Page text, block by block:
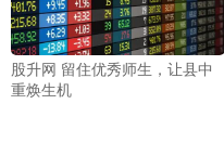
股升网 留住优秀师生，让县中
重焕生机